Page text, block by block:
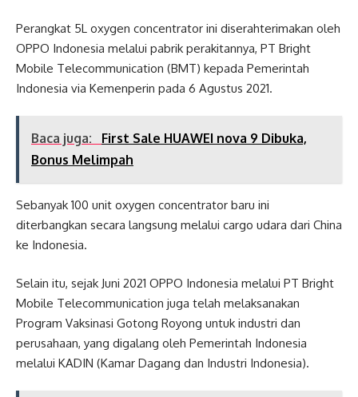
Perangkat 5L oxygen concentrator ini diserahterimakan oleh
OPPO Indonesia melalui pabrik perakitannya, PT Bright
Mobile Telecommunication (BMT) kepada Pemerintah
Indonesia via Kemenperin pada 6 Agustus 2021.
Baca juga:
First Sale HUAWEI nova 9 Dibuka,
Bonus Melimpah
Sebanyak 100 unit oxygen concentrator baru ini
diterbangkan secara langsung melalui cargo udara dari China
ke Indonesia.
Selain itu, sejak Juni 2021 OPPO Indonesia melalui PT Bright
Mobile Telecommunication juga telah melaksanakan
Program Vaksinasi Gotong Royong untuk industri dan
perusahaan, yang digalang oleh Pemerintah Indonesia
melalui KADIN (Kamar Dagang dan Industri Indonesia).